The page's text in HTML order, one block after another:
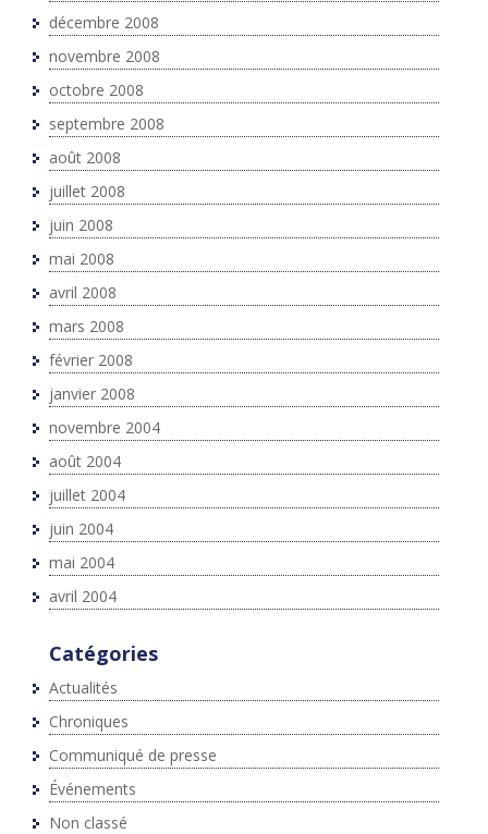
décembre 2008
novembre 2008
octobre 2008
septembre 2008
août 2008
juillet 2008
juin 2008
mai 2008
avril 2008
mars 2008
février 2008
janvier 2008
novembre 2004
août 2004
juillet 2004
juin 2004
mai 2004
avril 2004
Catégories
Actualités
Chroniques
Communiqué de presse
Événements
Non classé